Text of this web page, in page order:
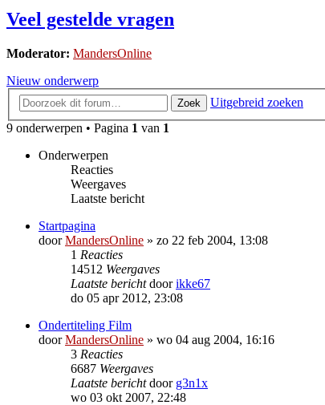
Veel gestelde vragen
Moderator: MandersOnline
Nieuw onderwerp
Zoek
Uitgebreid zoeken
9 onderwerpen • Pagina 1 van 1
Onderwerpen
Reacties
Weergaves
Laatste bericht
Startpagina
doorMandersOnline » zo 22 feb 2004, 13:08
1 Reacties
14512 Weergaves
Laatste berichtdoorikke67
do 05 apr 2012, 23:08
Ondertiteling Film
doorMandersOnline » wo 04 aug 2004, 16:16
3 Reacties
6687 Weergaves
Laatste berichtdoor g3n1x
wo 03 okt 2007, 22:48